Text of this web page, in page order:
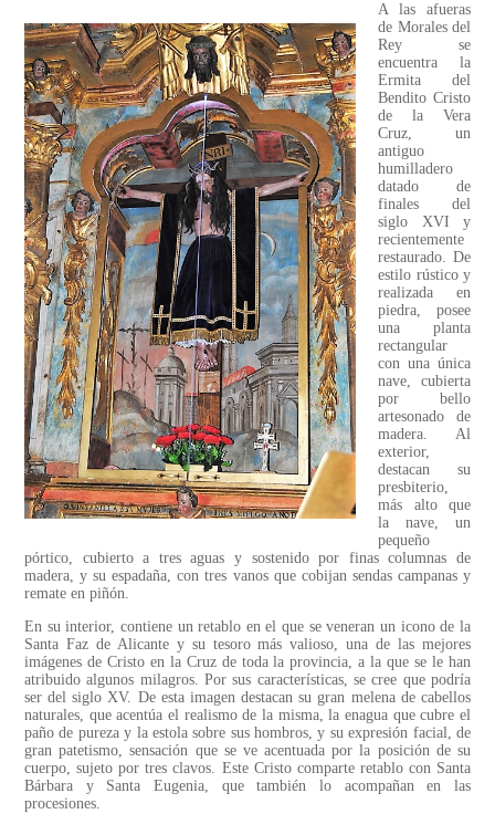
A las afueras
de Morales del
Rey se
encuentra la
Ermita del
Bendito Cristo
de la Vera
Cruz, un
antiguo
humilladero
datado de
finales del
siglo XVI y
recientemente
restaurado. De
estilo rústico y
realizada en
piedra, posee
una planta
rectangular
con una única
nave, cubierta
por bello
artesonado de
madera. Al
exterior,
destacan su
presbiterio,
más alto que
la nave, un
pequeño
pórtico, cubierto a tres aguas y sostenido por finas columnas de
madera, y su espadaña, con tres vanos que cobijan sendas campanas y
remate en piñón.
En su interior, contiene un retablo en el que se veneran un icono de la
Santa Faz de Alicante y su tesoro más valioso, una de las mejores
imágenes de Cristo en la Cruz de toda la provincia, a la que se le han
atribuido algunos milagros. Por sus características, se cree que podría
ser del siglo XV. De esta imagen destacan su gran melena de cabellos
naturales, que acentúa el realismo de la misma, la enagua que cubre el
paño de pureza y la estola sobre sus hombros, y su expresión facial, de
gran patetismo, sensación que se ve acentuada por la posición de su
cuerpo, sujeto por tres clavos. Este Cristo comparte retablo con Santa
Bárbara y Santa Eugenia, que también lo acompañan en las
procesiones.